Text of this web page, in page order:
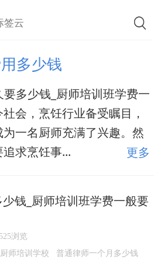
签云
多少钱
多少钱_厨师培训班学费一
会，烹饪行业备受瞩目，
一名厨师充满了兴趣。然
求烹饪事...
更多
钱_厨师培训班学费一般要
浏览
厨师培训学校 普通律师一个月多少钱